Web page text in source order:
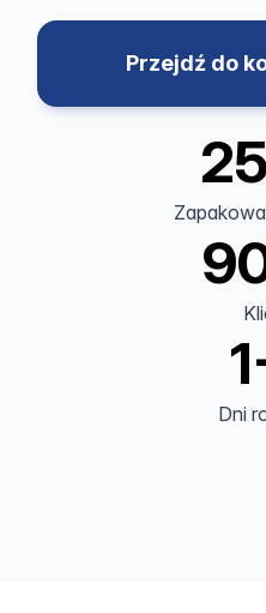
Przejdź do
Dni